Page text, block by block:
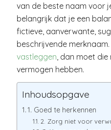
van de beste naam voor
belangrijk dat je een
fictieve, aanverwante,
beschrijvende merknaam.
vastleggen , dan moet
vermogen hebben.
Inhoudsopgave
1. Goed te herkennen
2. Zorg niet voor